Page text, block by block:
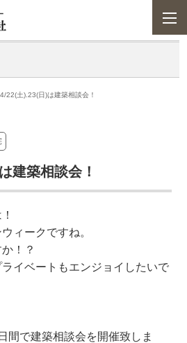
22(土).23(日)は建築相談会！
建築相談会！
ィークですね。
！？
イベートもエンジョイしたいで
間で建築相談会を開催致しま